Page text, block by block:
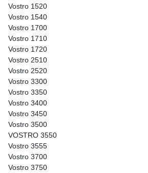
Vostro 1520
Vostro 1540
Vostro 1700
Vostro 1710
Vostro 1720
Vostro 2510
Vostro 2520
Vostro 3300
Vostro 3350
Vostro 3400
Vostro 3450
Vostro 3500
VOSTRO 3550
Vostro 3555
Vostro 3700
Vostro 3750